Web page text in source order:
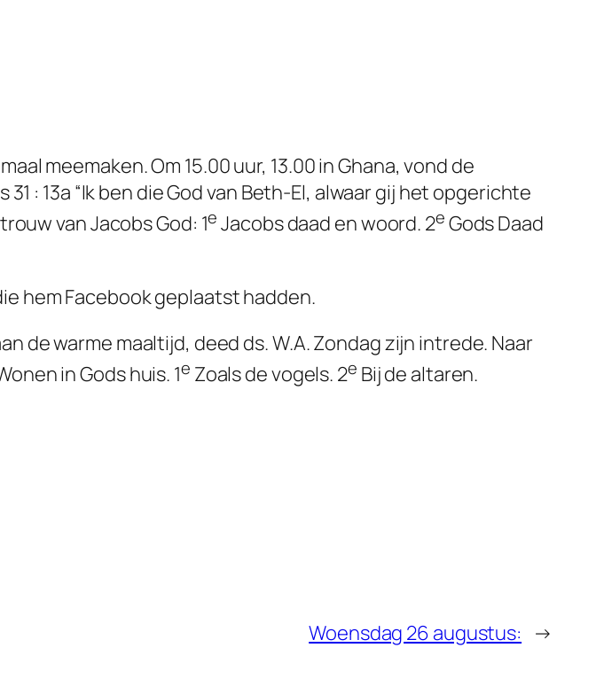
meemaken. Om 15.00 uur, 13.00 in Ghana, vond de
: 13a “Ik ben die God van Beth-El, alwaar gij het opgerichte
van Jacobs God: 1e Jacobs daad en woord. 2e Gods Daad
hem Facebook geplaatst hadden.
de warme maaltijd, deed ds. W.A. Zondag zijn intrede. Naar
in Gods huis. 1e Zoals de vogels. 2e Bij de altaren.
Woensdag 26 augustus: →